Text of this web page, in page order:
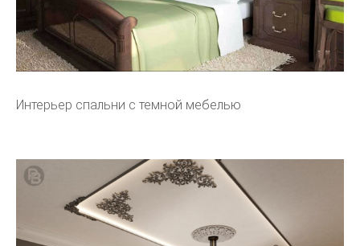
Интерьер спальни с темной мебелью